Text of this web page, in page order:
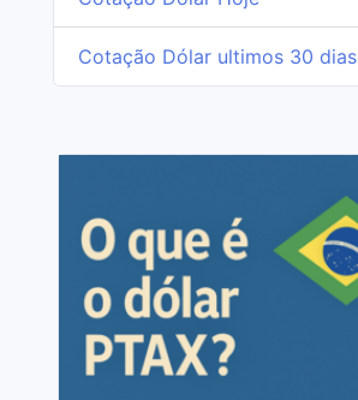
Cotação Dólar ultimos 30 dias